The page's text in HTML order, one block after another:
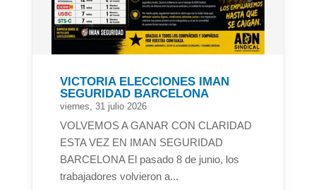
VICTORIA ELECCIONES IMAN
SEGURIDAD BARCELONA
viernes, 31 julio 2026
VOLVEMOS A GANAR CON CLARIDAD
ESTA VEZ EN IMAN SEGURIDAD
BARCELONA El pasado 8 de junio, los
trabajadores volvieron a...